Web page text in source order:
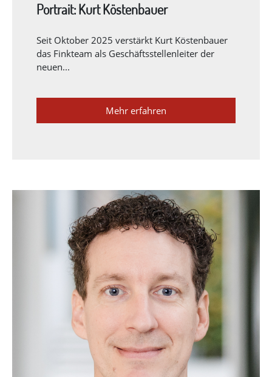
Portrait: Kurt Köstenbauer
Seit Oktober 2025 verstärkt Kurt Köstenbauer
das Finkteam als Geschäftsstellenleiter der
neuen...
Mehr erfahren